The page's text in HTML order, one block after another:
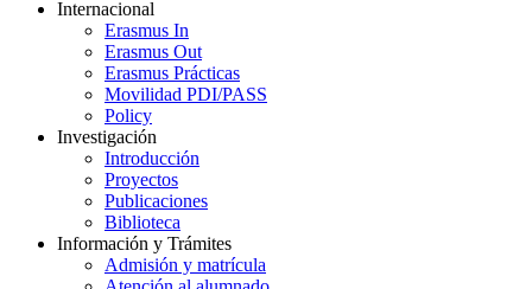
Internacional
Erasmus In
Erasmus Out
Erasmus Prácticas
Movilidad PDI/PASS
Policy
Investigación
Introducción
Proyectos
Publicaciones
Biblioteca
Información y Trámites
Admisión y matrícula